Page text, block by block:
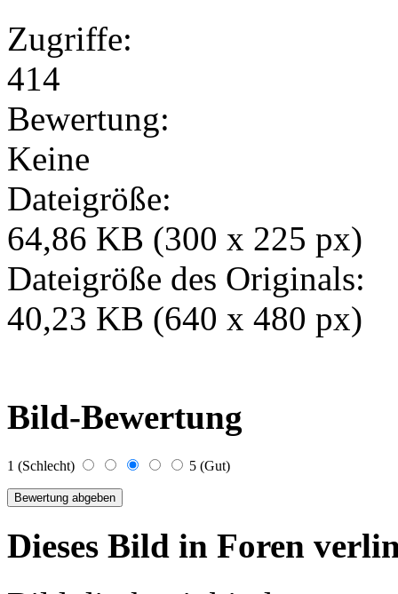
Zugriffe:
414
Bewertung:
Keine
Dateigröße:
64,86 KB (300 x 225 px)
Dateigröße des Originals:
40,23 KB (640 x 480 px)
Bild-Bewertung
1 (Schlecht) 5 (Gut)
Dieses Bild in Foren